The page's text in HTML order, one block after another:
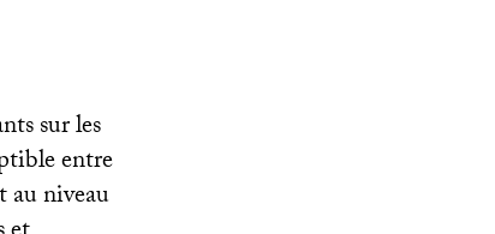
sur les
entre
au niveau